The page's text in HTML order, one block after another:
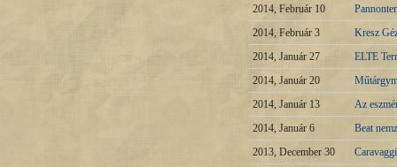
2014, Február 10
2014, Február 3
Kresz
2014, Január 27
ELTE
2014, Január 20
2014, Január 13
Az
2014, Január 6
Beat
2013, December 30